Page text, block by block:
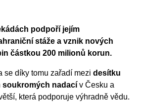
podpoří jejím
stáže a vznik nových
částkou 200 milionů korun.
se díky tomu zařadí mezi desítku
soukromých nadací v Česku a
která podporuje výhradně vědu.